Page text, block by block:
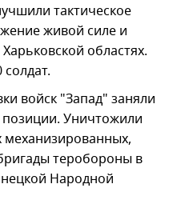
тактическое
живой силе и
областях.
войск "Запад" заняли
Уничтожили
механизированных,
теробороны в
Народной